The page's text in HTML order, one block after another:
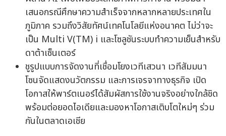
เสนอกรณีศึกษาความสำเร็จจากหลากหลายประเทศใน
ภูมิภาค รวมถึงวิสัยทัศน์เทคโนโลยีแห่งอนาคต ไม่ว่าจะ
เป็น Multi V(TM) i และโซลูชันระบบทำความเย็นสำหรับ
ดาต้าเซ็นเตอร์
ชูรูปแบบการจัดงานที่เชื่อมโยงเวทีเสวนา เวทีสัมมนา
โซนจัดแสดงนวัตกรรม และการเจรจาทางธุรกิจ เปิด
โอกาสให้พาร์ตเนอร์ได้สัมผัสการใช้งานจริงอย่างใกล้ชิด
พร้อมต่อยอดไอเดียและมองหาโอกาสเติบโตใหม่ๆ ร่วม
กันในตลาดเอเชีย